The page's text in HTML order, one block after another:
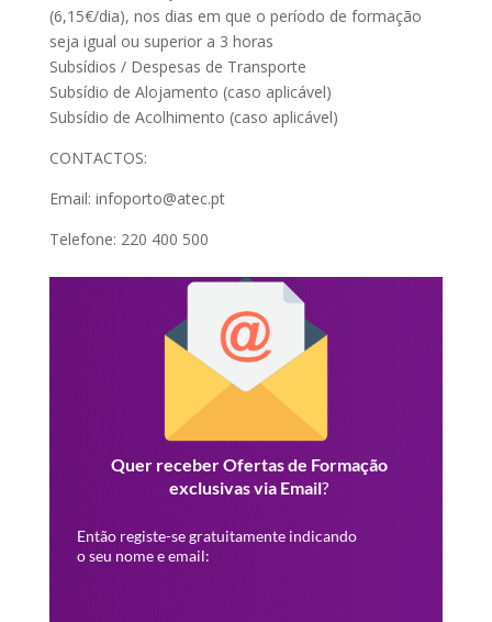
(6,15€/dia), nos dias em que o período de formação
seja igual ou superior a 3 horas
Subsídios / Despesas de Transporte
Subsídio de Alojamento (caso aplicável)
Subsídio de Acolhimento (caso aplicável)
CONTACTOS:
Email: infoporto@atec.pt
Telefone: 220 400 500